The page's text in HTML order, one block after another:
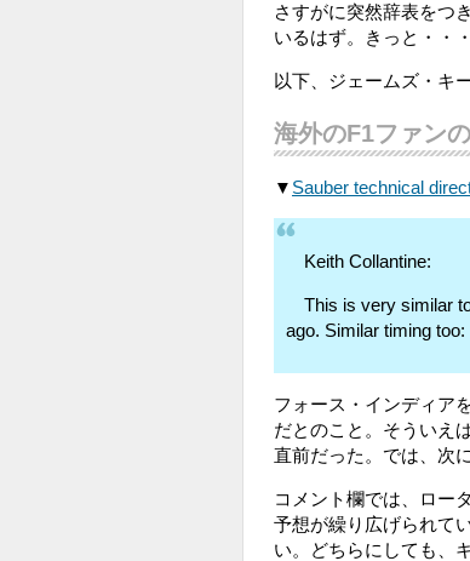
さすがに突然辞表をつ
いるはず。きっと・・・
以下、ジェームズ・キ
海外のF1ファン
▼ Sauber technical
Keith Collantine:
This is very similar
ago. Similar timing too:
フォース・インディア
だとのこと。そういえ
直前だった。では、次
コメント欄では、ロー
予想が繰り広げられて
い。どちらにしても、